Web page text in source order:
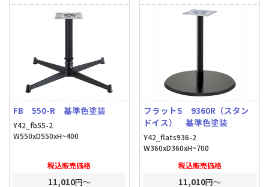
FB 550-R 基準色塗装
Y42_fb55-2
W550xD550xH~400
税込販売価格
11,010円～
フラットS 9360R（スタン
ドイス） 基準色塗装
Y42_flats936-2
W360xD360xH~700
税込販売価格
11,010円～